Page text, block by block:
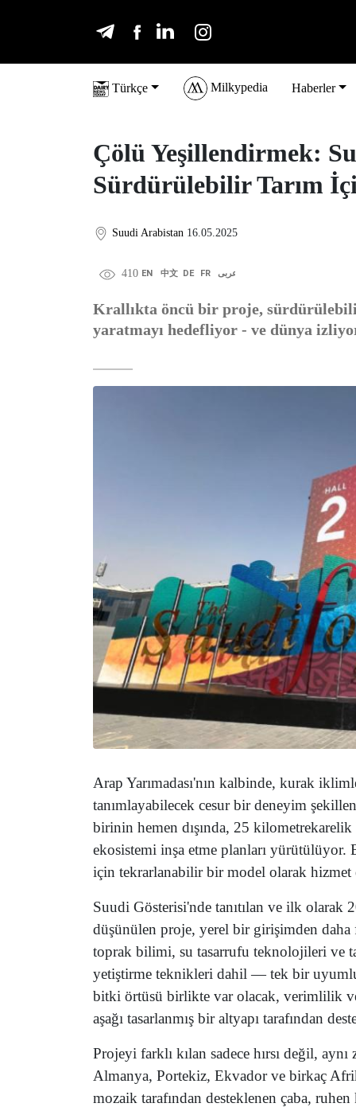
Türkçe Milkypedia Haberler
Çölü Yeşillendirmek:
Sürdürülebilir Tarım
Suudi Arabistan 16.05.2025
410 EN 中文 DE FR عربى
Krallıkta öncü bir proje,
yaratmayı hedefliyor - ve dünya
Arap Yarımadası'nın kalbinde, kurak
tanımlayabilecek cesur bir deneyim
birinin hemen dışında, 25
ekosistemi inşa etme planları yürütülüyor.
için tekrarlanabilir bir model olarak hizmet
Suudi Gösterisi'nde tanıtılan ve ilk
düşünülen proje, yerel bir girişimden
toprak bilimi, su tasarrufu teknolojileri
yetiştirme teknikleri dahil — tek bir
bitki örtüsü birlikte var olacak, verimlilik
aşağı tasarlanmış bir altyapı tarafından
Projeyi farklı kılan sadece hırsı değil,
Almanya, Portekiz, Ekvador ve birkaç
mozaik tarafından desteklenen çaba,